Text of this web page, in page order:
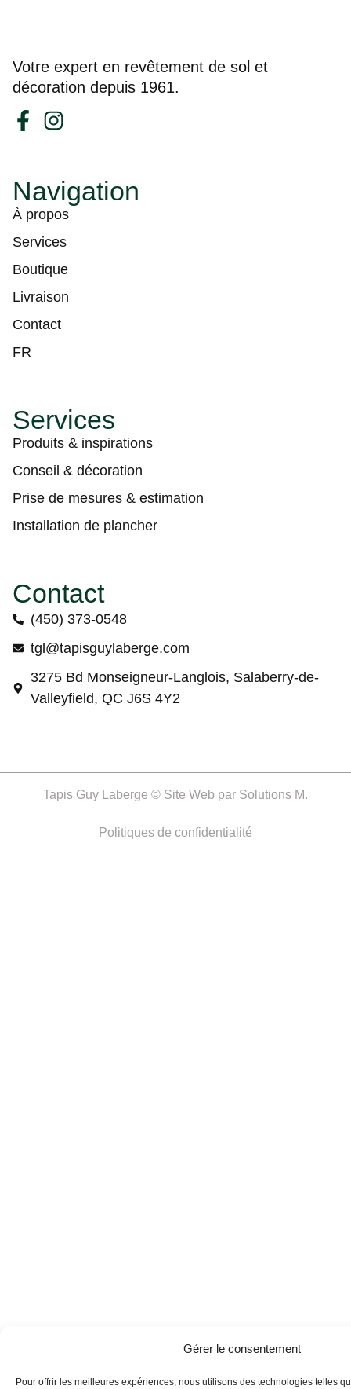
Gérer le consentement
Pour offrir les meilleures expériences, nous utilisons des technologies telles
Votre expert en revêtement de sol et
décoration depuis 1961.
Navigation
À propos
Services
Boutique
Livraison
Contact
FR
Services
Produits & inspirations
Conseil & décoration
Prise de mesures & estimation
Installation de plancher
Contact
(450) 373-0548
tgl@tapisguylaberge.com
3275 Bd Monseigneur-Langlois, Salaberry-de-
Valleyfield, QC J6S 4Y2
Tapis Guy Laberge © Site Web par Solutions M.
Politiques de confidentialité